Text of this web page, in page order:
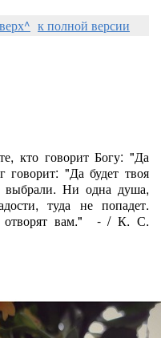
к полной версии
кто говорит Богу: "Да
говорит: "Да будет твоя
выбрали. Ни одна душа,
туда не попадет.
отворят вам." - / К. С.